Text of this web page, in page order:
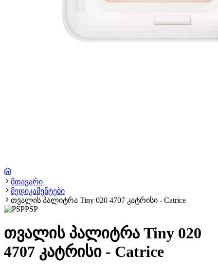
მთავარი
მედიკამენტები
თვალის პალიტრა Tiny 020 4707 კატრისი - Catrice
PSP
თვალის პალიტრა Tiny 020
4707 კატრისი - Catrice